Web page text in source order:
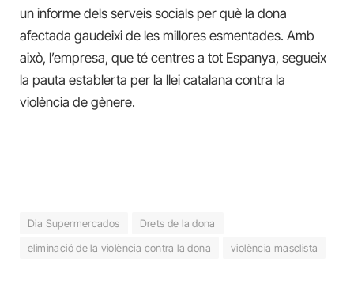
un informe dels serveis socials per què la dona
afectada gaudeixi de les millores esmentades. Amb
això, l’empresa, que té centres a tot Espanya, segueix
la pauta establerta per la llei catalana contra la
violència de gènere.
Dia Supermercados
Drets de la dona
eliminació de la violència contra la dona
violència masclista